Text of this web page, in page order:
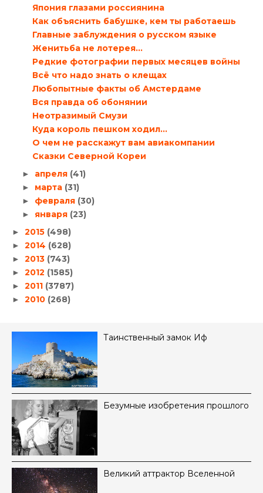
Япония глазами россиянина
Как объяснить бабушке, кем ты работаешь
Главные заблуждения о русском языке
Женитьба не лотерея…
Редкие фотографии первых месяцев войны
Всё что надо знать о клещах
Любопытные факты об Амстердаме
Вся правда об обонянии
Неотразимый Смузи
Куда король пешком ходил…
О чем не расскажут вам авиакомпании
Сказки Северной Кореи
► апреля (41)
► марта (31)
► февраля (30)
► января (23)
► 2015 (498)
► 2014 (628)
► 2013 (743)
► 2012 (1585)
► 2011 (3787)
► 2010 (268)
Таинственный замок Иф
Безумные изобретения прошлого
Великий аттрактор Вселенной